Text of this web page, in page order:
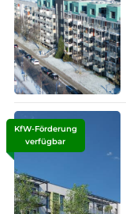
KfW-Förderung
verfügbar